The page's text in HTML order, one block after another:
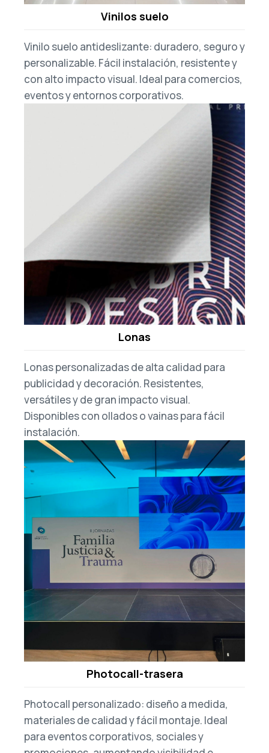
Vinilos suelo
Vinilo suelo antideslizante: duradero, seguro y
personalizable. Fácil instalación, resistente y
con alto impacto visual. Ideal para comercios,
eventos y entornos corporativos.
Lonas
Lonas personalizadas de alta calidad para
publicidad y decoración. Resistentes,
versátiles y de gran impacto visual.
Disponibles con ollados o vainas para fácil
instalación.
Photocall-trasera
Photocall personalizado: diseño a medida,
materiales de calidad y fácil montaje. Ideal
para eventos corporativos, sociales y